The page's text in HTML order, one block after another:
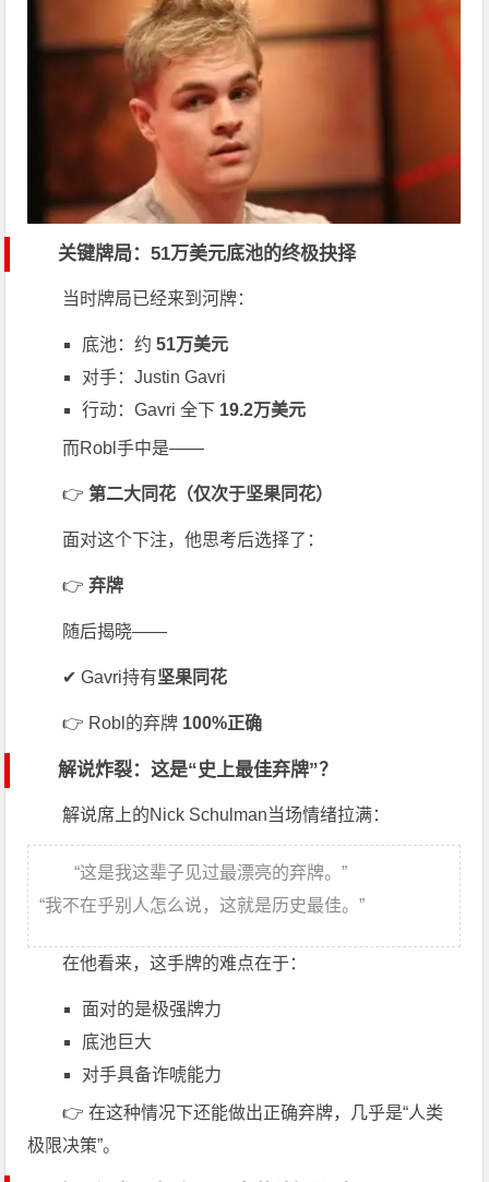
关键牌局：51万美元底池的终极抉择
当时牌局已经来到河牌：
底池：约51万美元
对手：Justin Gavri
行动：Gavri 全下 19.2万美元
而Robl手中是——
👉第二大同花（仅次于坚果同花）
面对这个下注，他思考后选择了：
👉弃牌
随后揭晓——
✔ Gavri持有坚果同花
👉 Robl的弃牌 100%正确
解说炸裂：这是“史上最佳弃牌”？
解说席上的Nick Schulman当场情绪拉满：
“这是我这辈子见过最漂亮的弃牌。”
“我不在乎别人怎么说，这就是历史最佳。”
在他看来，这手牌的难点在于：
面对的是极强牌力
底池巨大
对手具备诈唬能力
👉 在这种情况下还能做出正确弃牌，几乎是“人类
极限决策”。